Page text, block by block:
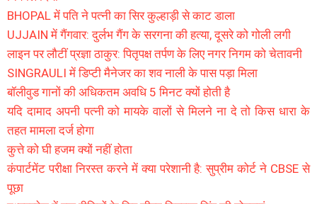
BHOPAL में पति ने पत्नी का सिर कुल्हाड़ी से काट डाला
UJJAIN में गैंगवार: दुर्लभ गैंग के सरगना की हत्या, दूसरे को गोली लगी
लाइन पर लौटीं प्रज्ञा ठाकुर: पितृपक्ष तर्पण के लिए नगर निगम को चेतावनी
SINGRAULI में डिप्टी मैनेजर का शव नाली के पास पड़ा मिला
बॉलीवुड गानों की अधिकतम अवधि 5 मिनट क्यों होती है
यदि दामाद अपनी पत्नी को मायके वालों से मिलने ना दे तो किस धारा के
तहत मामला दर्ज होगा
कुत्ते को घी हजम क्यों नहीं होता
कंपार्टमेंट परीक्षा निरस्त करने में क्या परेशानी है: सुप्रीम कोर्ट ने CBSE से
पूछा